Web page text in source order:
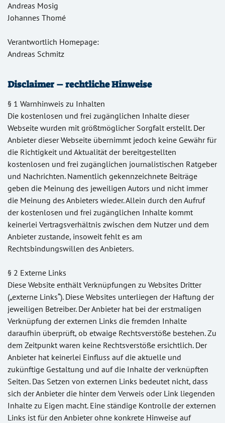
Andreas Mosig
Johannes Thomé
Verantwortlich Homepage:
Andreas Schmitz
Disclaimer – rechtliche Hinweise
§ 1 Warnhinweis zu Inhalten
Die kostenlosen und frei zugänglichen Inhalte dieser
Webseite wurden mit größtmöglicher Sorgfalt erstellt. Der
Anbieter dieser Webseite übernimmt jedoch keine Gewähr für
die Richtigkeit und Aktualität der bereitgestellten
kostenlosen und frei zugänglichen journalistischen Ratgeber
und Nachrichten. Namentlich gekennzeichnete Beiträge
geben die Meinung des jeweiligen Autors und nicht immer
die Meinung des Anbieters wieder. Allein durch den Aufruf
der kostenlosen und frei zugänglichen Inhalte kommt
keinerlei Vertragsverhältnis zwischen dem Nutzer und dem
Anbieter zustande, insoweit fehlt es am
Rechtsbindungswillen des Anbieters.
§ 2 Externe Links
Diese Website enthält Verknüpfungen zu Websites Dritter
(„externe Links“). Diese Websites unterliegen der Haftung der
jeweiligen Betreiber. Der Anbieter hat bei der erstmaligen
Verknüpfung der externen Links die fremden Inhalte
daraufhin überprüft, ob etwaige Rechtsverstöße bestehen. Zu
dem Zeitpunkt waren keine Rechtsverstöße ersichtlich. Der
Anbieter hat keinerlei Einfluss auf die aktuelle und
zukünftige Gestaltung und auf die Inhalte der verknüpften
Seiten. Das Setzen von externen Links bedeutet nicht, dass
sich der Anbieter die hinter dem Verweis oder Link liegenden
Inhalte zu Eigen macht. Eine ständige Kontrolle der externen
Links ist für den Anbieter ohne konkrete Hinweise auf